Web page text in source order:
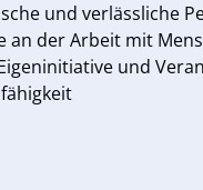
und verlässliche
an der Arbeit mit
und